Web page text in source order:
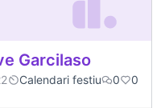
Garcilaso
Calendari festiu 0 0